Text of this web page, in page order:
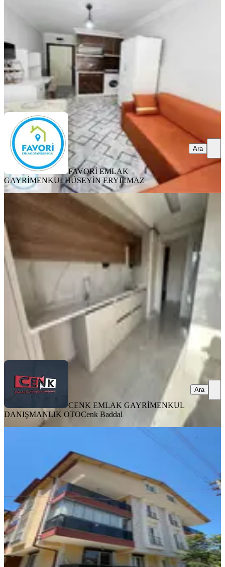
·20 m²
1.050.000 ₺
FAVORİ EMLAK GAYRİMENKUL
FAVORİ EMLAK
GAYRİMENKULHÜSEYİN ERYILMAZ
Ara
SIFIR BİNA
Gülistan Mahallesi Metro Sanat Sitesi
Satılık 3+1 Daire
Merkez, Gülistan Mahallesi
CENK EMLAK GAYRİMENKUL DANIŞMANLIK OTO
Cenk
CENK EMLAK GAYRİMENKUL
DANIŞMANLIK OTOCenk Baddal
Ara
Satılık 5+1 Ters Dubleks | 150 M²|
Krediye Uygun
Merkez, Gülcü Mahallesi
5+2·150 m²·Yüksek giriş 22.07.2026
6.350.000 ₺
AVCULAR EMLAK GAYRİMENKULMehmet Akif Avcular